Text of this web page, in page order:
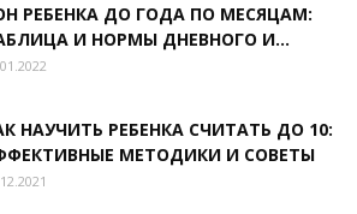
РЕБЕНКА ДО ГОДА ПО МЕСЯЦАМ:
И НОРМЫ ДНЕВНОГО И...
НАУЧИТЬ РЕБЕНКА СЧИТАТЬ ДО 10:
МЕТОДИКИ И СОВЕТЫ